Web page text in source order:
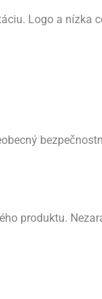
Logo a nízka
produktu.